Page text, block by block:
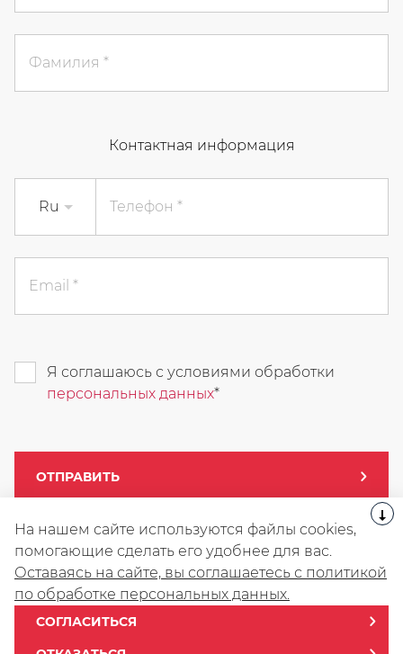
Фамилия
Контактная информация
Ru Телефон
Email
Я соглашаюсь с условиями обработки
персональных данных
ОТПРАВИТЬ
Политика конфиденциальности
Фактические характеристики и цены могут быть изменены в
любое время.
Если вы заинтересованы в нашей модели, пожалуйста, свяжитесь
На нашем сайте используются файлы cookies,
помогающие сделать его удобнее для вас.
Оставаясь на сайте, вы соглашаетесь с политикой
по обработке персональных данных.
СОГЛАСИТЬСЯ